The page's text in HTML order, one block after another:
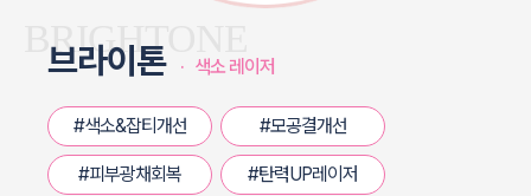
브라이톤 · 색소 레이저
BRIGHTONE
#색소&잡티개선 #모공결개선
#피부광채회복 #탄력UP레이저